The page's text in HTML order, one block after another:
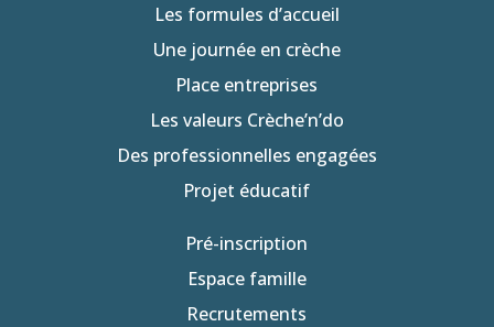
Les formules d’accueil
Une journée en crèche
Place entreprises
Les valeurs Crèche’n’do
Des professionnelles engagées
Projet éducatif
Pré-inscription
Espace famille
Recrutements